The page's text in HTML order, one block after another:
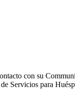
con su
Servicios para